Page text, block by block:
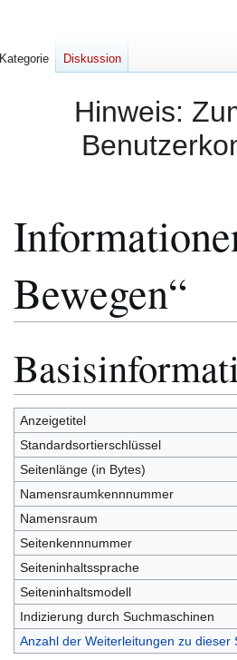
Hinweis:
Bewegen“
Navigation
Suche
Anzeigetitel
Standardsortierschlüssel
Seitenlänge (in Bytes)
Namensraumkennnummer
Namensraum
Seitenkennnummer
Seiteninhaltssprache
Seiteninhaltsmodell
Indizierung durch Suchmaschinen
Anzahl der Weiterleitungen zu dieser
Kategorie Diskussion